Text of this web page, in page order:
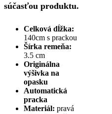
súčasťou produktu.
Celková dĺžka:
140cm s prackou
Šírka remeňa:
3.5 cm
Originálna
výšivka na
opasku
Automatická
pracka
Materiál: pravá